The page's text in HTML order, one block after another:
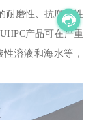
磨性、抗腐蚀性
产品可在严重
溶液和海水等，